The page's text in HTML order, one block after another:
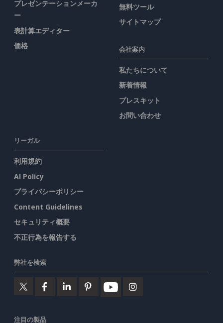
プレゼンテーションメーカ
ー
表計算エディター
価格
無料ツール
サイトマップ
会社案内
私たちについて
新着情報
プレスキット
お問い合わせ
リーガル
利用規約
AI Policy
プライバシーポリシー
Content Guidelines
セキュリティ概要
不正行為を報告する
弊社を検索
注目の製品